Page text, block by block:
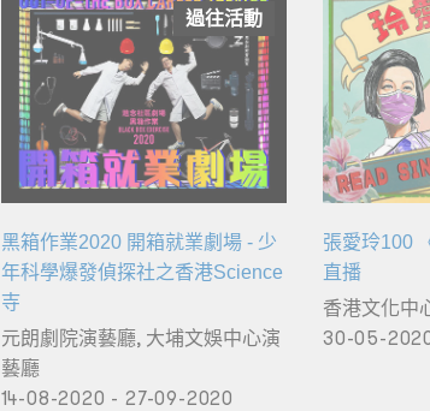
過往活動
黑箱作業2020 開箱就業劇場 - 少
年科學爆發偵探社之香港Science
寺
元朗劇院演藝廳, 大埔文娛中心演
藝廳
14-08-2020 - 27-09-2020
張愛玲100
直播
香港文化中
30-05-